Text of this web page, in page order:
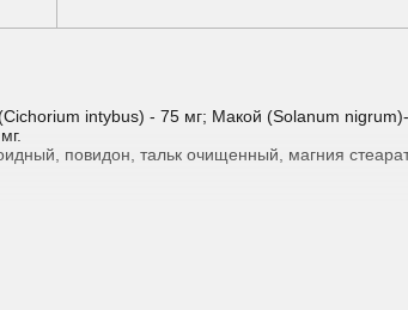
intybus) - 75 мг; Макой (Solanum
повидон, тальк очищенный, магния